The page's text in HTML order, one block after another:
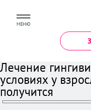
МЕНЮ
Лечение
условиях у
получится